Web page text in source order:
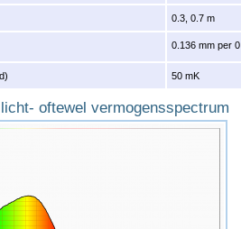
0.3, 0.7 m
0.136 mm per
50 mK
oftewel vermogensspectrum